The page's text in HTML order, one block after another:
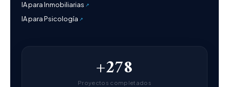
IA para Inmobiliarias
IA para Psicología
+278
Proyectos completados